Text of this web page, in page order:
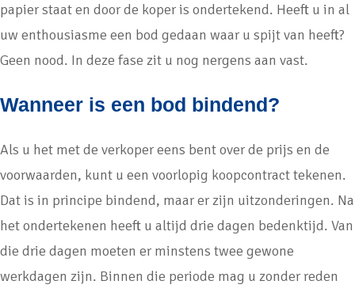
papier staat en door de koper is ondertekend. Heeft u in al
uw enthousiasme een bod gedaan waar u spijt van heeft?
Geen nood. In deze fase zit u nog nergens aan vast.
Wanneer is een bod bindend?
Als u het met de verkoper eens bent over de prijs en de
voorwaarden, kunt u een voorlopig koopcontract tekenen.
Dat is in principe bindend, maar er zijn uitzonderingen. Na
het ondertekenen heeft u altijd drie dagen bedenktijd. Van
die drie dagen moeten er minstens twee gewone
werkdagen zijn. Binnen die periode mag u zonder reden